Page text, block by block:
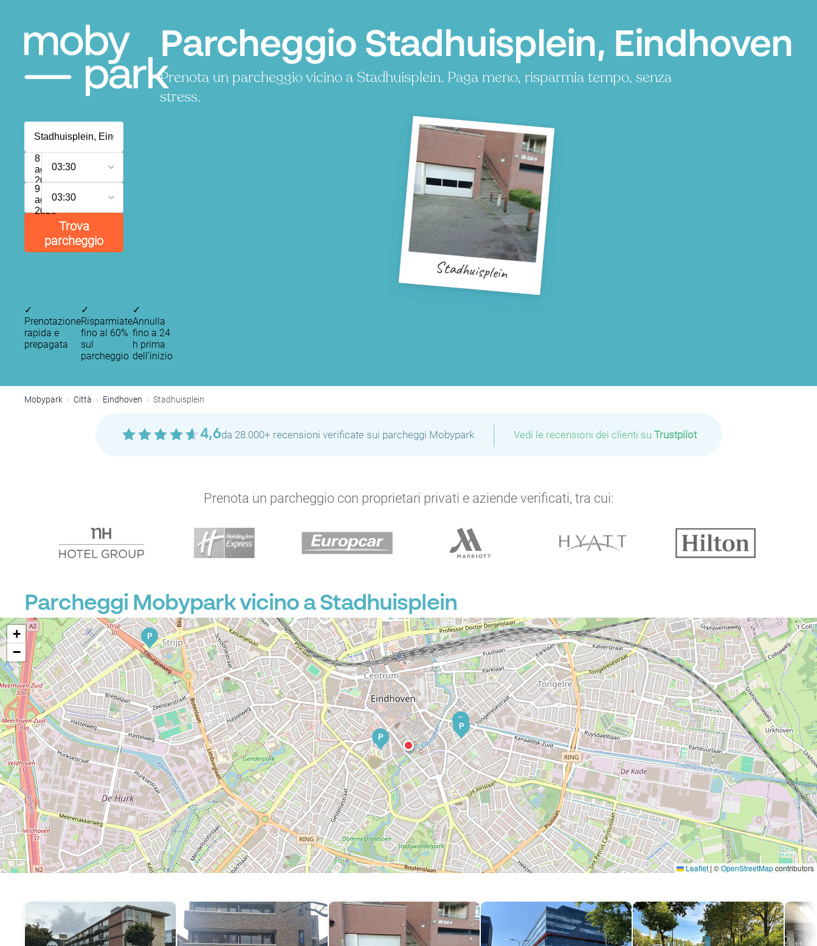
Parcheggio Stadhuisplein, Eindhoven
Prenota un parcheggio vicino a Stadhuisplein. Paga meno, risparmia tempo, senza
stress.
8
agosto
2026
03:30
9
agosto
2026
03:30
Trova
parcheggio
Stadhuisplein
✓
Prenotazione
rapida e
prepagata
✓
Risparmiate
fino al 60%
sul
parcheggio
✓
Annulla
fino a 24
h prima
dell’inizio
Mobypark Città Eindhoven Stadhuisplein
4,6da 28.000+ recensioni verificate sui parcheggi Mobypark | Vedi le recensioni dei clienti su Trustpilot
Prenota un parcheggio con proprietari privati e aziende verificati, tra cui:
Parcheggi Mobypark vicino a Stadhuisplein
P
P
P
P
P
P
+
−
Leaflet | ©OpenStreetMapcontributors